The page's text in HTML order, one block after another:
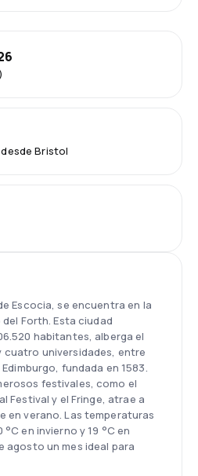
Bristol
Escocia, se encuentra en la
Forth. Esta ciudad
habitantes, alberga el
cuatro universidades, entre
fundada en 1583.
festivales, como el
Festival y el Fringe, atrae a
en verano. Las temperaturas
en invierno y 19 °C en
agosto un mes ideal para